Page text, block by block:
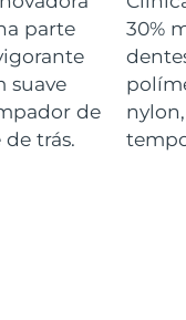
parte
suave
de
trás.
30%
prevista 8/11/26
prevista 8/13/26
prevista 8/14/26